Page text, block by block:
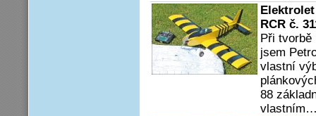
RCR č.
Při tvorbě
jsem
vlastní
88